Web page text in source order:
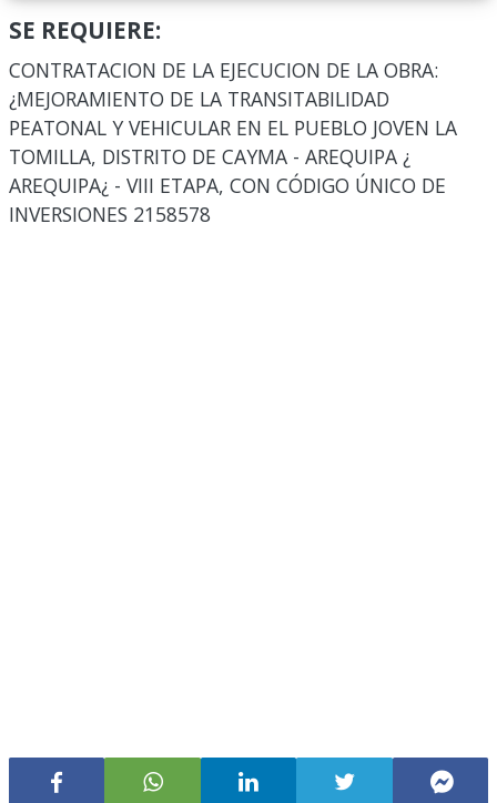
SE REQUIERE:
CONTRATACION DE LA EJECUCION DE LA OBRA:
¿MEJORAMIENTO DE LA TRANSITABILIDAD
PEATONAL Y VEHICULAR EN EL PUEBLO JOVEN LA
TOMILLA, DISTRITO DE CAYMA - AREQUIPA ¿
AREQUIPA¿ - VIII ETAPA, CON CÓDIGO ÚNICO DE
INVERSIONES 2158578